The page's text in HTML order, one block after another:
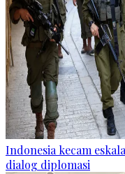
Indonesia kecam
dialog diplomasi